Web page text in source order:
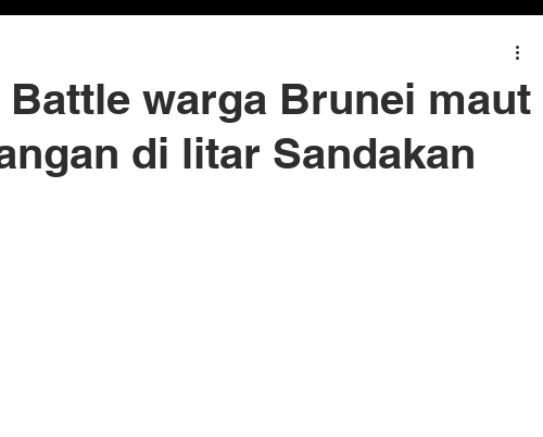
Battle warga Brunei maut
di litar Sandakan